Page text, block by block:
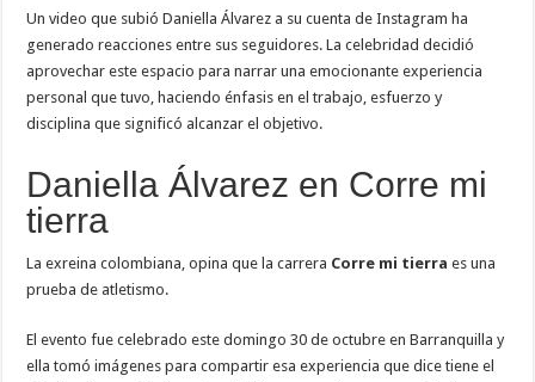
Un video que subió Daniella Álvarez a su cuenta de Instagram ha
generado reacciones entre sus seguidores. La celebridad decidió
aprovechar este espacio para narrar una emocionante experiencia
personal que tuvo, haciendo énfasis en el trabajo, esfuerzo y
disciplina que significó alcanzar el objetivo.
Daniella Álvarez en Corre mi
tierra
La exreina colombiana, opina que la carrera Corre mi tierra es una
prueba de atletismo.
El evento fue celebrado este domingo 30 de octubre en Barranquilla y
ella tomó imágenes para compartir esa experiencia que dice tiene el